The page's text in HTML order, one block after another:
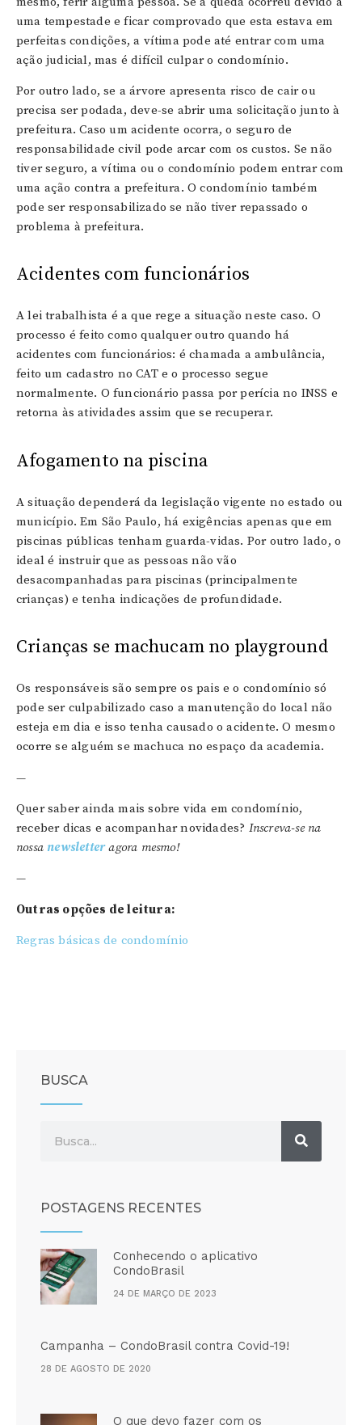
uma tempestade e ficar comprovado que esta estava em
perfeitas condições, a vítima pode até entrar com uma
ação judicial, mas é difícil culpar o condomínio.
Por outro lado, se a árvore apresenta risco de cair ou
precisa ser podada, deve-se abrir uma solicitação junto à
prefeitura. Caso um acidente ocorra, o seguro de
responsabilidade civil pode arcar com os custos. Se não
tiver seguro, a vítima ou o condomínio podem entrar com
uma ação contra a prefeitura. O condomínio também
pode ser responsabilizado se não tiver repassado o
problema à prefeitura.
Acidentes com funcionários
A lei trabalhista é a que rege a situação neste caso. O
processo é feito como qualquer outro quando há
acidentes com funcionários: é chamada a ambulância,
feito um cadastro no CAT e o processo segue
normalmente. O funcionário passa por perícia no INSS e
retorna às atividades assim que se recuperar.
Afogamento na piscina
A situação dependerá da legislação vigente no estado ou
município. Em São Paulo, há exigências apenas que em
piscinas públicas tenham guarda-vidas. Por outro lado, o
ideal é instruir que as pessoas não vão
desacompanhadas para piscinas (principalmente
crianças) e tenha indicações de profundidade.
Crianças se machucam no playground
Os responsáveis são sempre os pais e o condomínio só
pode ser culpabilizado caso a manutenção do local não
esteja em dia e isso tenha causado o acidente. O mesmo
ocorre se alguém se machuca no espaço da academia.
—
Quer saber ainda mais sobre vida em condomínio,
receber dicas e acompanhar novidades? Inscreva-se na
nossa newsletteragora mesmo!
—
Outras opções de leitura:
Regras básicas de condomínio
BUSCA
POSTAGENS RECENTES
Conhecendo o aplicativo
CondoBrasil
24 DE MARÇO DE 2023
Campanha – CondoBrasil contra Covid-19!
28 DE AGOSTO DE 2020
O que devo fazer com os